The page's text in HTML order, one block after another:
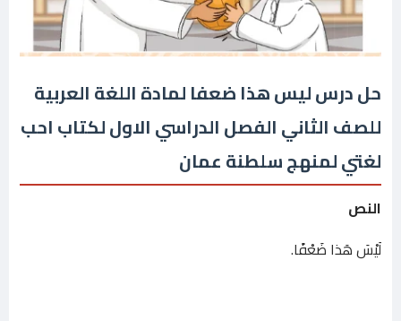
حل درس ليس هذا ضعفا لمادة اللغة العربية
للصف الثاني الفصل الدراسي الاول لكتاب احب
لغتي لمنهج سلطنة عمان
النص
لَيْسَ هَذا ضَعْفًا.